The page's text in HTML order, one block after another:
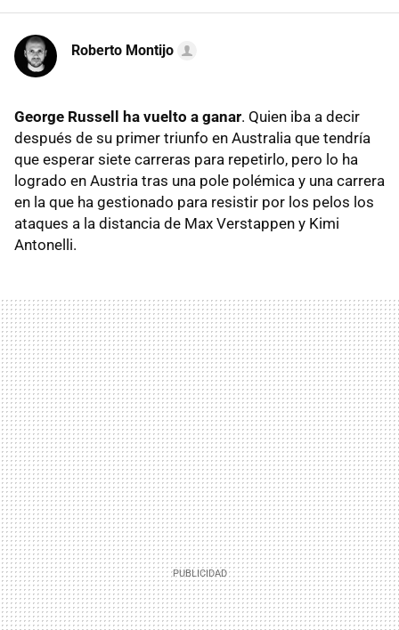
Roberto Montijo
George Russell ha vuelto a ganar. Quien iba a decir
después de su primer triunfo en Australia que tendría
que esperar siete carreras para repetirlo, pero lo ha
logrado en Austria tras una pole polémica y una carrera
en la que ha gestionado para resistir por los pelos los
ataques a la distancia de Max Verstappen y Kimi
Antonelli.